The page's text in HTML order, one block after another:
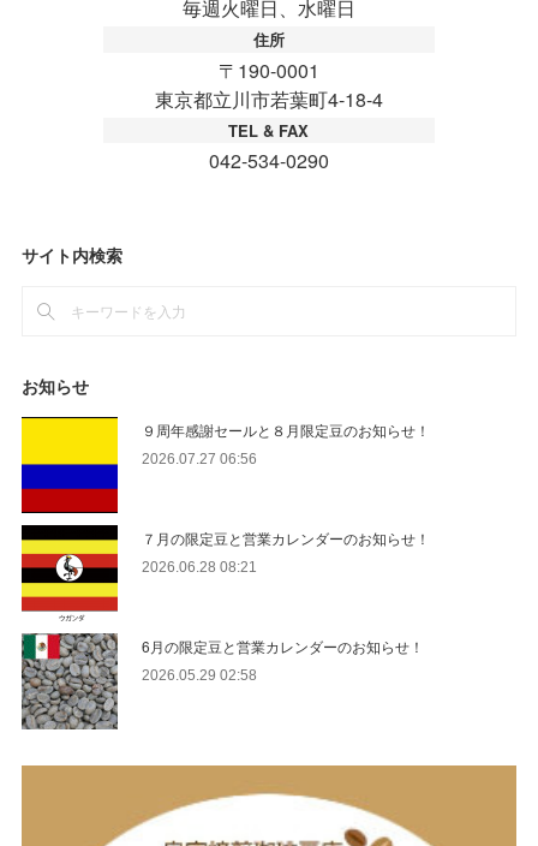
サイト内検索
お知らせ
９周年感謝セールと８月限定豆のお知らせ！
2026.07.27 06:56
７月の限定豆と営業カレンダーのお知らせ！
2026.06.28 08:21
6月の限定豆と営業カレンダーのお知らせ！
2026.05.29 02:58